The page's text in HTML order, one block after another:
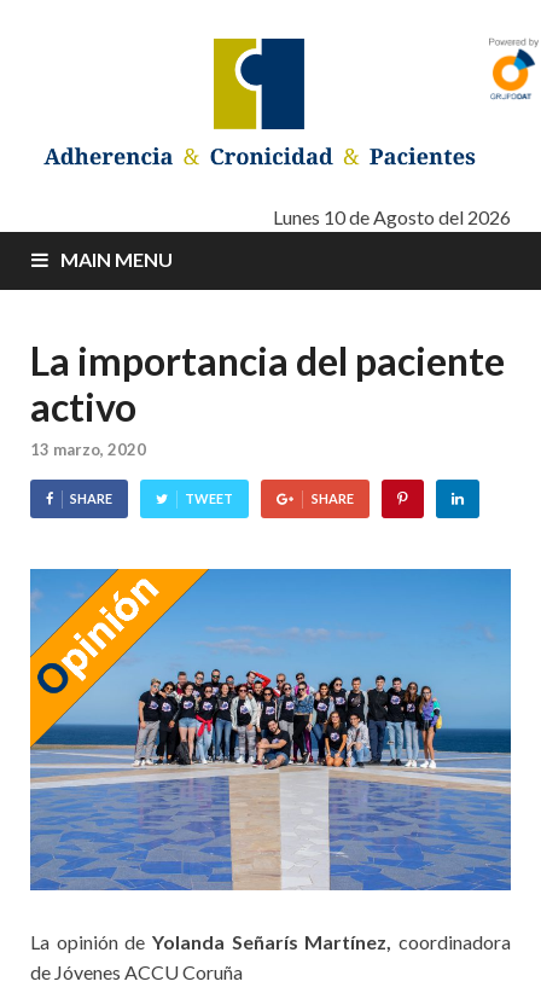
Adherencia –
Cronicidad –
Pacientes
Adherencia – Cronicidad – PacientesLunes 10 de Agosto del 2026
MAIN MENU
La importancia del paciente
activo
13 marzo, 2020
SHARE TWEET SHARE
La opinión de Yolanda Señarís Martínez, coordinadora
de Jóvenes ACCU Coruña